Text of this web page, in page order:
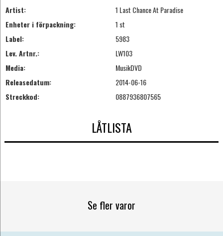
Artist:
1 Last Chance At Paradise
Enheter i förpackning:
1 st
Label:
5983
Lev. Artnr.:
LW103
Media:
MusikDVD
Releasedatum:
2014-06-16
Streckkod:
0887936807565
LÅTLISTA
Se fler varor